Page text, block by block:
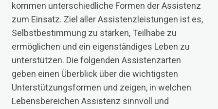
kommen unterschiedliche Formen der Assistenz
zum Einsatz. Ziel aller Assistenzleistungen ist es,
Selbstbestimmung zu stärken, Teilhabe zu
ermöglichen und ein eigenständiges Leben zu
unterstützen. Die folgenden Assistenzarten
geben einen Überblick über die wichtigsten
Unterstützungsformen und zeigen, in welchen
Lebensbereichen Assistenz sinnvoll und